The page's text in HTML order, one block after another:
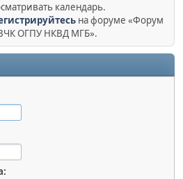
календарь.
на форуме «Форум
ОГПУ НКВД МГБ».